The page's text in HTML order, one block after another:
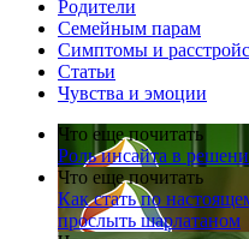
Родители
Семейным парам
Симптомы и
Статьи
Чувства и эмоции
Что еще почитать
Роль инсайта в
Что еще почитать
Как стать по
прослыть шарлатаном